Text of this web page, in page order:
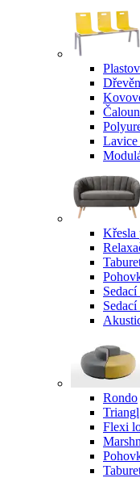
Lavice
Křesla
Rondo
Triangl
Flexi